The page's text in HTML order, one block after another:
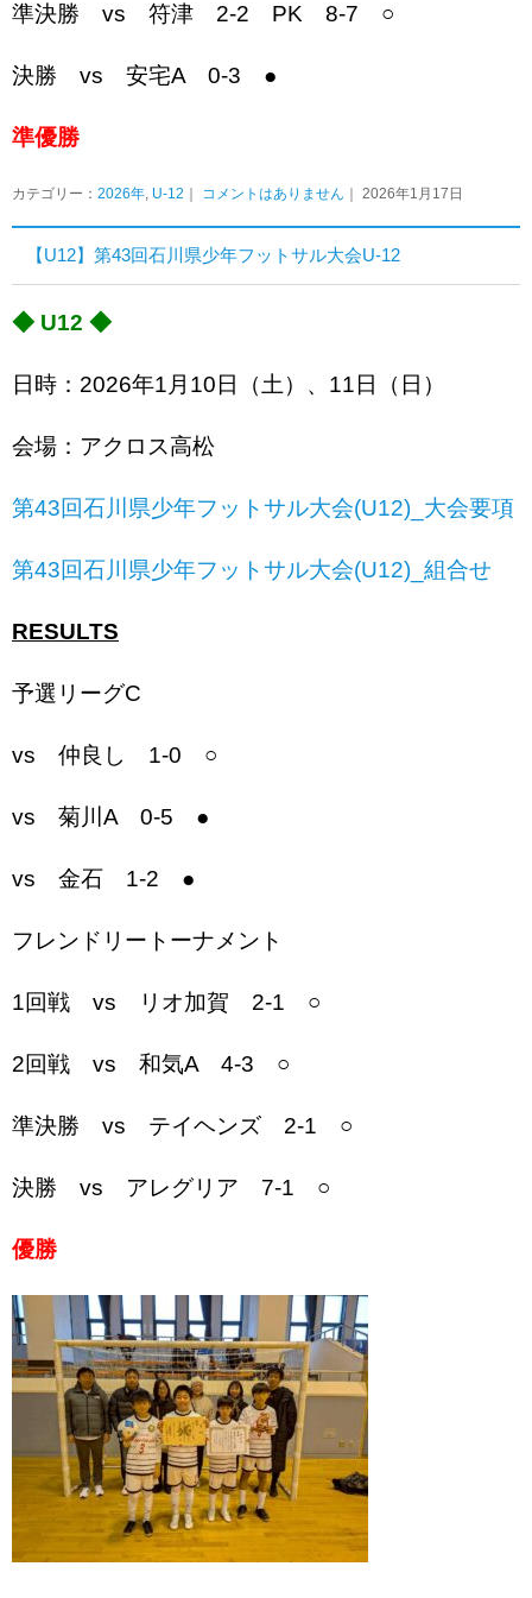
準決勝 vs 符津 2-2 PK 8-7 ○
決勝 vs 安宅A 0-3 ●
準優勝
カテゴリー： 2026年, U-12 コメントはありません ｜ 2026年1月17日
【U12】第43回石川県少年フットサル大会U-12
◆ U12 ◆
日時：2026年1月10日（土）、11日（日）
会場：アクロス高松
第43回石川県少年フットサル大会(U12)_大会要項
第43回石川県少年フットサル大会(U12)_組合せ
RESULTS
予選リーグC
vs 仲良し 1-0 ○
vs 菊川A 0-5 ●
vs 金石 1-2 ●
フレンドリートーナメント
1回戦 vs リオ加賀 2-1 ○
2回戦 vs 和気A 4-3 ○
準決勝 vs テイヘンズ 2-1 ○
決勝 vs アレグリア 7-1 ○
優勝